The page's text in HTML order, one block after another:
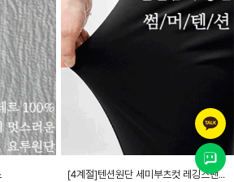
[4계절]텐션원단 세미부츠컷 레깅스팬